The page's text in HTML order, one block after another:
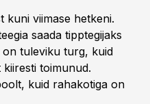
kuni viimase hetkeni.
saada tipptegijaks
on tuleviku turg, kuid
toimunud.
kuid rahakotiga on